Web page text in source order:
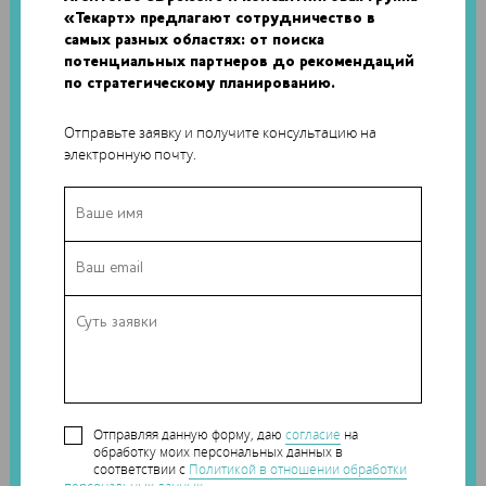
«Текарт» предлагают сотрудничество в
самых разных областях: от поиска
потенциальных партнеров до рекомендаций
по стратегическому планированию.
Отправьте заявку и получите консультацию на
электронную почту.
Отправляя данную форму, даюсогласие на
обработку моих персональных данных в
соответствии с Политикой в отношении обработки
модели).
печати можно создавать не только крупные детали, но и
объекты с более высоким разрешением. Кроме того, OALV
позволяет максимально точно распознавать градиенты
модели, что также улучшает качество объекта. Чтобы